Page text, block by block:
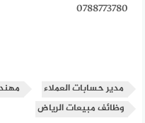
0788773780
مدير حسابات العملاء
وظائف مبيعات الرياض